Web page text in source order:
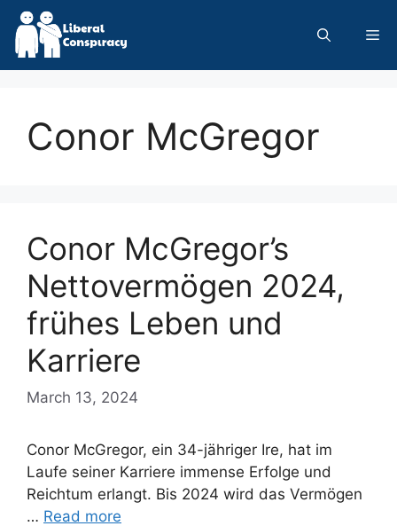
Skip
content
Conor McGregor
Conor McGregor’s
Nettovermögen 2024,
frühes Leben und
Karriere
March 13, 2024
Conor McGregor, ein 34-jähriger Ire, hat im
Laufe seiner Karriere immense Erfolge und
Reichtum erlangt. Bis 2024 wird das Vermögen
… Read more